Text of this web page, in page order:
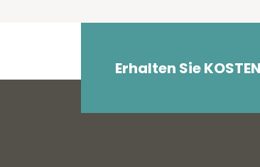
Erhalten Sie